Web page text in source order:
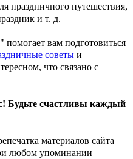
праздничного путешествия,
и т. д.
вам подготовиться
советы и
что связано с
Будьте счастливы каждый
материалов сайта
упоминании